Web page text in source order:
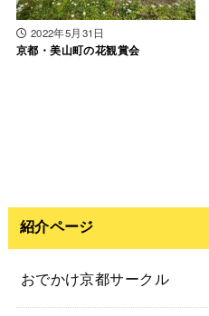
2022年5月31日
京都・美山町の花観賞会
紹介ページ
おでかけ京都サークル